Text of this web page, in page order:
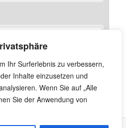
Ihr Surferlebnis zu verbessern,
Inhalte einzusetzen und
Wenn Sie auf „Alle
Sie der Anwendung von
und Website in diesem Browser
speichern.